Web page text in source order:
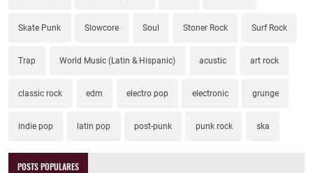
Skate Punk Slowcore Soul Stoner Rock Surf Rock
Trap World Music (Latin & Hispanic) acustic art rock
classic rock edm electro pop electronic grunge
indie pop latin pop post-punk punk rock ska
POSTS POPULARES